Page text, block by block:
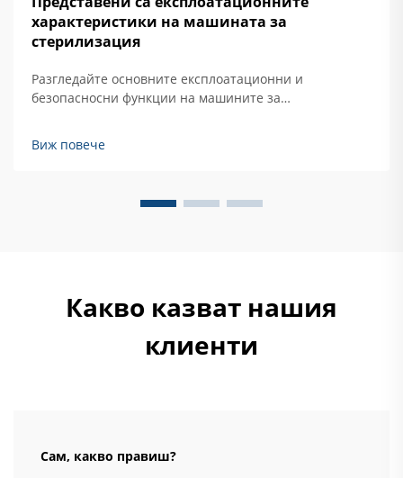
характеристики на машината за
стерилизация
Разгледайте основните експлоатационни и
безопасносни функции на машините за
вратата. Научете как да осигурите безопасна и
Виж повече
Какво казват нашия
клиенти
Сам, какво правиш?